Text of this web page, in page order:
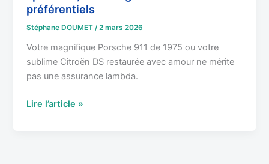
préférentiels
Stéphane DOUMET/2 mars 2026
Votre magnifique Porsche 911 de 1975 ou votre
sublime Citroën DS restaurée avec amour ne mérite
pas une assurance lambda.
Lire l’article »